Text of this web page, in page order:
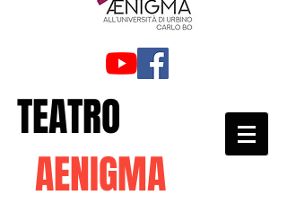
TEATRO
AENIGMA